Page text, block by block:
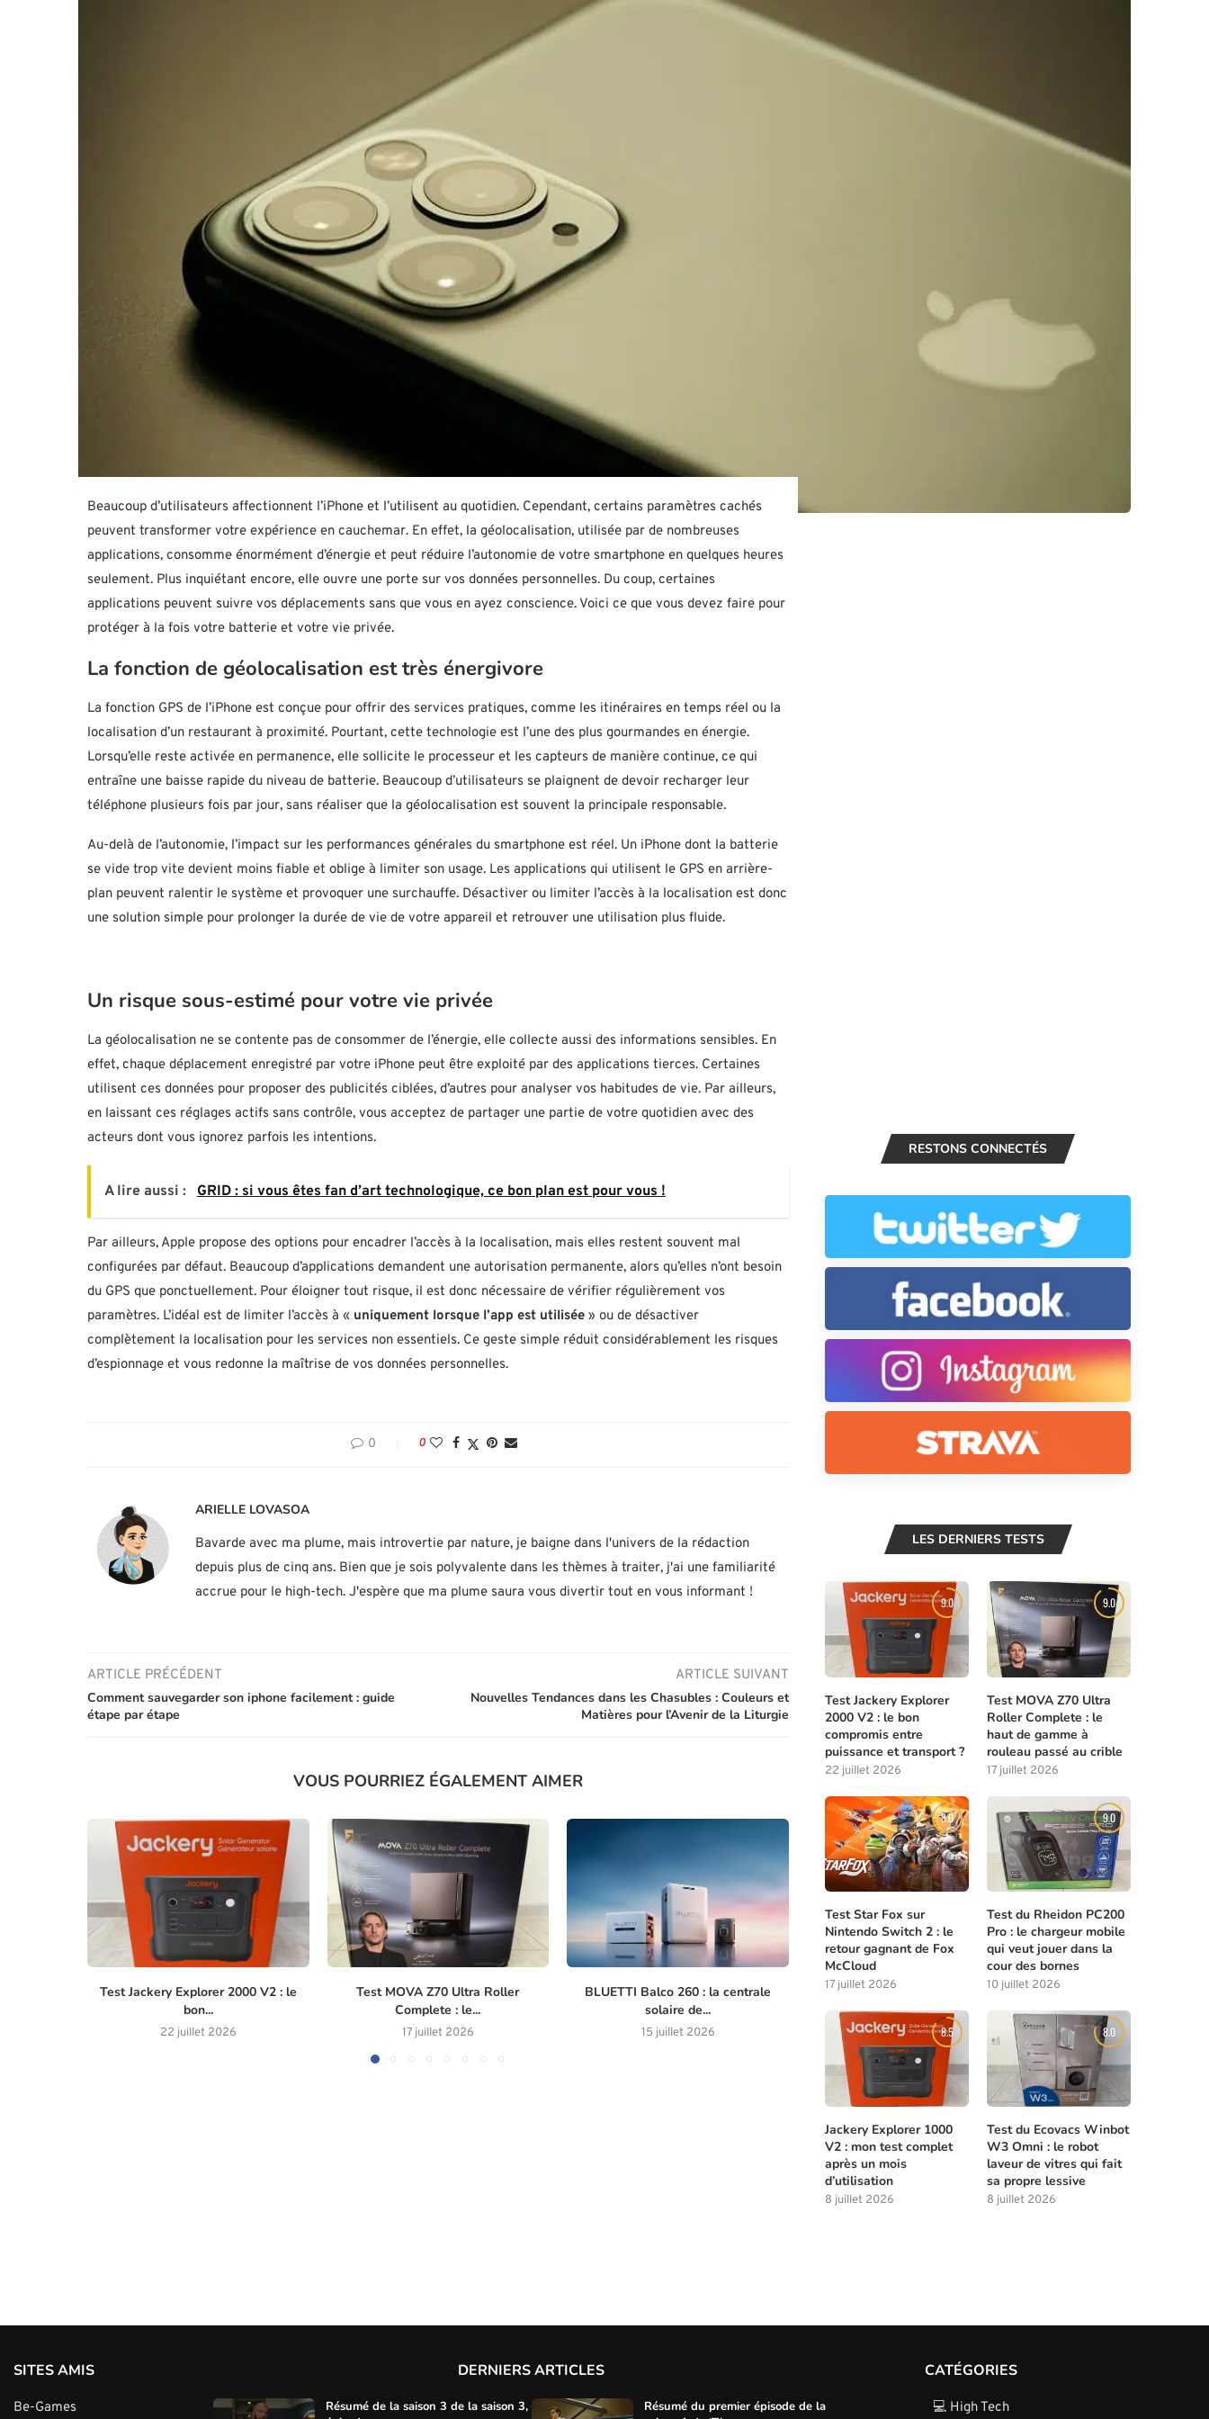
Beaucoup d’utilisateurs affectionnent l’iPhone et l’utilisent au quotidien. Cependant, certains paramètres cachés
peuvent transformer votre expérience en cauchemar. En effet, la géolocalisation, utilisée par de nombreuses
applications, consomme énormément d’énergie et peut réduire l’autonomie de votre smartphone en quelques heures
seulement. Plus inquiétant encore, elle ouvre une porte sur vos données personnelles. Du coup, certaines
applications peuvent suivre vos déplacements sans que vous en ayez conscience. Voici ce que vous devez faire pour
protéger à la fois votre batterie et votre vie privée.
La fonction de géolocalisation est très énergivore
La fonction GPS de l’iPhone est conçue pour offrir des services pratiques, comme les itinéraires en temps réel ou la
localisation d’un restaurant à proximité. Pourtant, cette technologie est l’une des plus gourmandes en énergie.
Lorsqu’elle reste activée en permanence, elle sollicite le processeur et les capteurs de manière continue, ce qui
entraîne une baisse rapide du niveau de batterie. Beaucoup d’utilisateurs se plaignent de devoir recharger leur
téléphone plusieurs fois par jour, sans réaliser que la géolocalisation est souvent la principale responsable.
Au-delà de l’autonomie, l’impact sur les performances générales du smartphone est réel. Un iPhone dont la batterie
se vide trop vite devient moins fiable et oblige à limiter son usage. Les applications qui utilisent le GPS en arrière-
plan peuvent ralentir le système et provoquer une surchauffe. Désactiver ou limiter l’accès à la localisation est donc
une solution simple pour prolonger la durée de vie de votre appareil et retrouver une utilisation plus fluide.
Un risque sous-estimé pour votre vie privée
La géolocalisation ne se contente pas de consommer de l’énergie, elle collecte aussi des informations sensibles. En
effet, chaque déplacement enregistré par votre iPhone peut être exploité par des applications tierces. Certaines
utilisent ces données pour proposer des publicités ciblées, d’autres pour analyser vos habitudes de vie. Par ailleurs,
en laissant ces réglages actifs sans contrôle, vous acceptez de partager une partie de votre quotidien avec des
acteurs dont vous ignorez parfois les intentions.
A lire aussi : GRID : si vous êtes fan d’art technologique, ce bon plan est pour vous !
Par ailleurs, Apple propose des options pour encadrer l’accès à la localisation, mais elles restent souvent mal
configurées par défaut. Beaucoup d’applications demandent une autorisation permanente, alors qu’elles n’ont besoin
du GPS que ponctuellement. Pour éloigner tout risque, il est donc nécessaire de vérifier régulièrement vos
paramètres. L’idéal est de limiter l’accès à « uniquement lorsque l’app est utilisée » ou de désactiver
complètement la localisation pour les services non essentiels. Ce geste simple réduit considérablement les risques
d’espionnage et vous redonne la maîtrise de vos données personnelles.
0 0
ARIELLE LOVASOA
Bavarde avec ma plume, mais introvertie par nature, je baigne dans l'univers de la rédaction
depuis plus de cinq ans. Bien que je sois polyvalente dans les thèmes à traiter, j'ai une familiarité
accrue pour le high-tech. J'espère que ma plume saura vous divertir tout en vous informant !
ARTICLE PRÉCÉDENT
Comment sauvegarder son iphone facilement : guide
étape par étape
ARTICLE SUIVANT
Nouvelles Tendances dans les Chasubles : Couleurs et
Matières pour l’Avenir de la Liturgie
VOUS POURRIEZ ÉGALEMENT AIMER
Test Jackery Explorer 2000 V2 : le
bon...
22 juillet 2026
Test MOVA Z70 Ultra Roller
Complete : le...
17 juillet 2026
BLUETTI Balco 260 : la centrale
solaire de...
15 juillet 2026
Test du Rheidon PC200 Pro : le
chargeur...
10 juillet 2026
Jackery Explorer 1000 V2
8 juillet 2026
RESTONS CONNECTÉS
LES DERNIERS TESTS
9.0
Test Jackery Explorer
2000 V2 : le bon
compromis entre
puissance et transport ?
22 juillet 2026
9.0
Test MOVA Z70 Ultra
Roller Complete : le
haut de gamme à
rouleau passé au crible
17 juillet 2026
8.0
Test Star Fox sur
Nintendo Switch 2 : le
retour gagnant de Fox
McCloud
17 juillet 2026
9.0
Test du Rheidon PC200
Pro : le chargeur mobile
qui veut jouer dans la
cour des bornes
10 juillet 2026
8.5
Jackery Explorer 1000
V2 : mon test complet
après un mois
d’utilisation
8 juillet 2026
8.0
Test du Ecovacs Winbot
W3 Omni : le robot
laveur de vitres qui fait
sa propre lessive
8 juillet 2026
SITES AMIS
Be-Games
DERNIERS ARTICLES
Résumé de la saison 3 de la saison 3,
Résumé du premier épisode de la
CATÉGORIES
💻 High Tech